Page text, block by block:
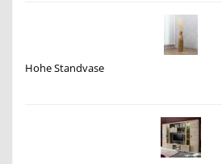
Hohe Standvase